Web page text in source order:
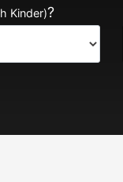
Kinder)?